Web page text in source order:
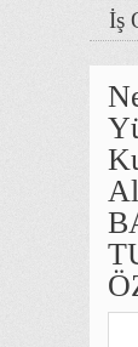
İş